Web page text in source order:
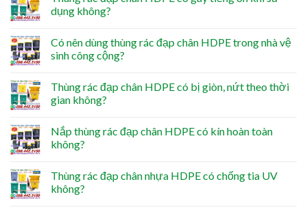
dụng không?
Có nên dùng thùng rác đạp chân HDPE trong nhà vệ
sinh công cộng?
Thùng rác đạp chân HDPE có bị giòn, nứt theo thời
gian không?
Nắp thùng rác đạp chân HDPE có kín hoàn toàn
không?
Thùng rác đạp chân nhựa HDPE có chống tia UV
không?